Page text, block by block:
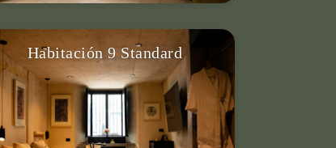
Habitación 9 Standard
Para 2 personas, cama King, baño
privado, aire acondicionado, smart TV
& más.